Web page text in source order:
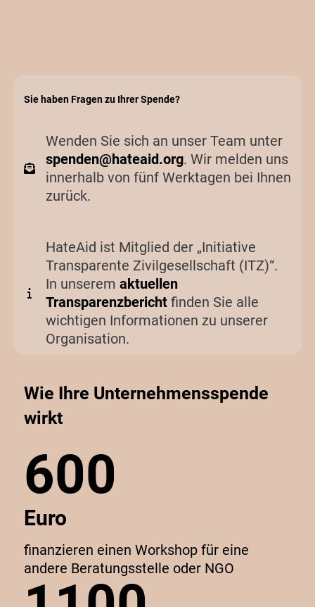
Sie haben Fragen zu Ihrer Spende?
Wenden Sie sich an unser Team unter
spenden@hateaid.org. Wir melden uns
innerhalb von fünf Werktagen bei Ihnen
zurück.
HateAid ist Mitglied der „Initiative
Transparente Zivilgesellschaft (ITZ)“.
In unserem aktuellen
Transparenzberichtfinden Sie alle
wichtigen Informationen zu unserer
Organisation.
Wie Ihre Unternehmensspende
wirkt
600
Euro
finanzieren einen Workshop für eine
andere Beratungsstelle oder NGO